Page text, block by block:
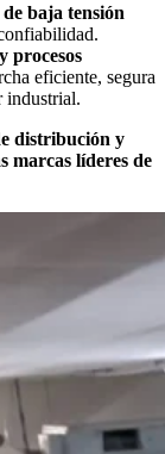
baja tensión
procesos
eficiente, segura
industrial.
distribución y
marcas líderes de